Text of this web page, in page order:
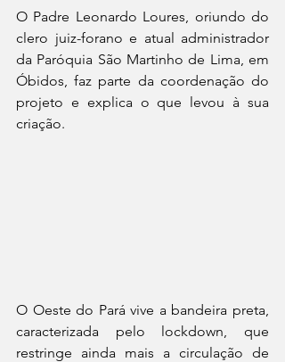
O Padre Leonardo Loures, oriundo do
clero juiz-forano e atual administrador
da Paróquia São Martinho de Lima, em
Óbidos, faz parte da coordenação do
projeto e explica o que levou à sua
criação.
O Oeste do Pará vive a bandeira preta,
caracterizada pelo lockdown, que
restringe ainda mais a circulação de